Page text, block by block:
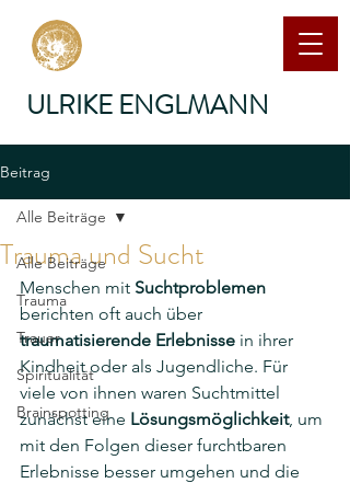
ULRIKE ENGLMANN
Beitrag
Alle Beiträge
Trauma
Trauer
Spiritualität
Brainspotting
Alle Beiträge
Trauma und Sucht
Menschen mit Suchtproblemen
berichten oft auch über
traumatisierende Erlebnisse in ihrer
Kindheit oder als Jugendliche. Für
viele von ihnen waren Suchtmittel
zunächst eine Lösungsmöglichkeit, um
mit den Folgen dieser furchtbaren
Erlebnisse besser umgehen und die